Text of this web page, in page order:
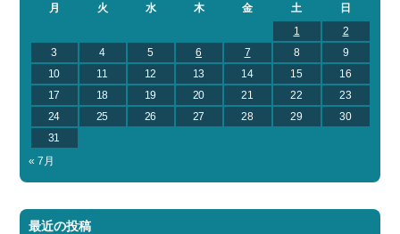
月
火 水 木 金 土
日
1
2
3
4 5 6 7 8
9
10
11 12 13 14 15
16
17
18 19 20 21 22
23
24
25 26 27 28 29
30
31
« 7月
最近の投稿